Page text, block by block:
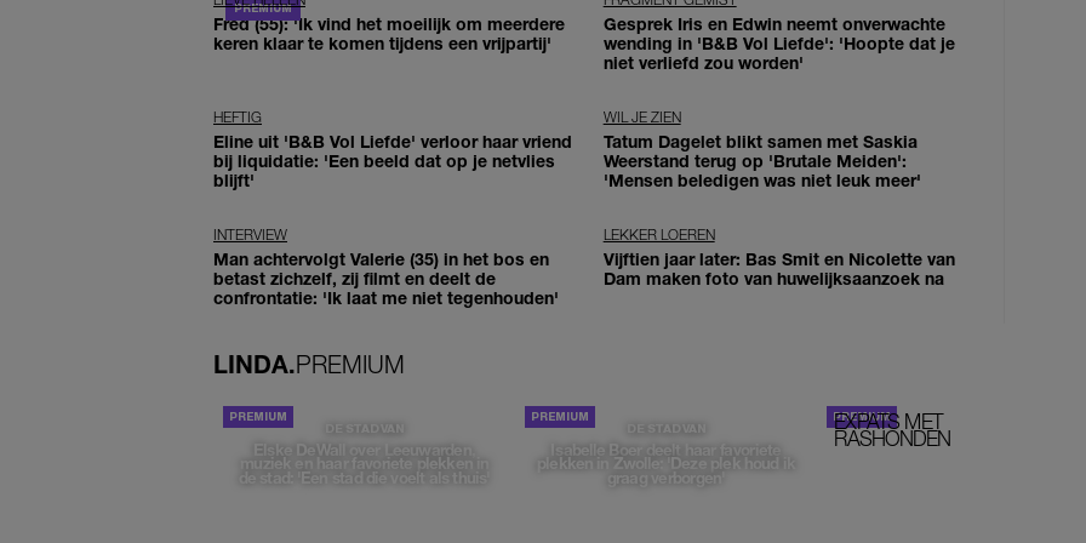
Fred (55): 'Ik vind het moeilijk om meerdere
keren klaar te komen tijdens een vrijpartij'
Gesprek Iris en Edwin neemt onverwachte
wending in 'B&B Vol Liefde': 'Hoopte dat je
niet verliefd zou worden'
HEFTIG
Eline uit 'B&B Vol Liefde' verloor haar vriend
bij liquidatie: 'Een beeld dat op je netvlies
blijft'
WIL JE ZIEN
Tatum Dagelet blikt samen met Saskia
Weerstand terug op 'Brutale Meiden':
'Mensen beledigen was niet leuk meer'
INTERVIEW
Man achtervolgt Valerie (35) in het bos en
betast zichzelf, zij filmt en deelt de
confrontatie: 'Ik laat me niet tegenhouden'
LEKKER LOEREN
Vijftien jaar later: Bas Smit en Nicolette van
Dam maken foto van huwelijksaanzoek na
LINDA.PREMIUM
DE STAD VAN
Elske DeWall over Leeuwarden,
muziek en haar favoriete plekken in
de stad: 'Een stad die voelt als thuis'
DE STAD VAN
Isabelle Boer deelt haar favoriete
plekken in Zwolle: 'Deze plek houd ik
graag verborgen'
EXPATS MET
RASHONDEN